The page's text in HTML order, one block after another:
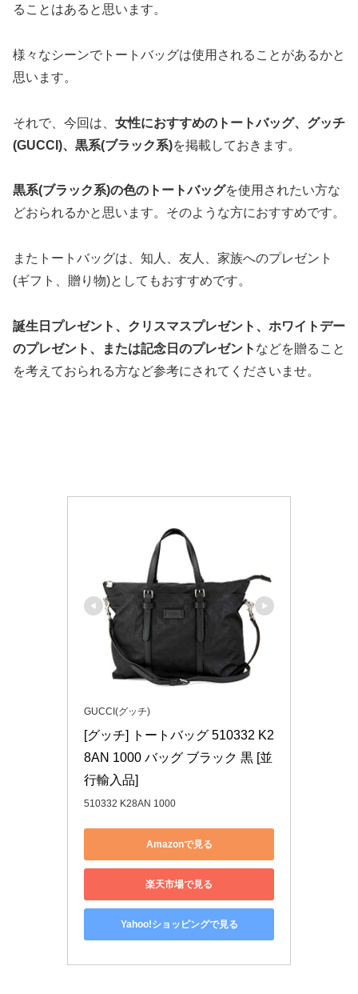
ることはあると思います。
様々なシーンでトートバッグは使用されることがあるかと
思います。
それで、今回は、 女性におすすめのトートバッグ、グッチ
(GUCCI)、黒系(ブラック系)を掲載しておきます。
黒系(ブラック系)の色のトートバッグを使用されたい方な
どおられるかと思います。そのような方におすすめです。
またトートバッグは、知人、友人、家族へのプレゼント
(ギフト、贈り物)としてもおすすめです。
誕生日プレゼント、クリスマスプレゼント、ホワイトデー
のプレゼント、または記念日のプレゼント などを贈ること
を考えておられる方など参考にされてくださいませ。
GUCCI(グッチ)
[グッチ] トートバッグ 510332 K2
8AN 1000 バッグ ブラック 黒 [並
行輸入品]
510332 K28AN 1000
Amazonで見る
楽天市場で見る
Yahoo!ショッピングで見る